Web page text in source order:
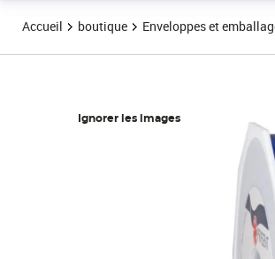
Accueil boutique Enveloppes et
Ignorer les images